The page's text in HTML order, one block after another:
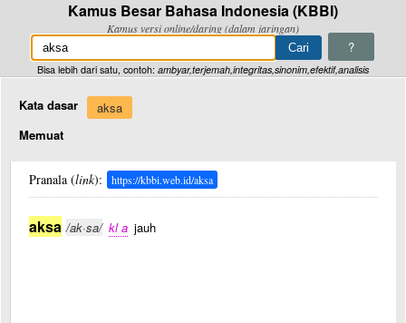
Kamus Besar Bahasa Indonesia (KBBI)
Kamus versi online/daring (dalam jaringan)
?
Bisa lebih dari satu, contoh: ambyar,terjemah,integritas,sinonim,efektif,analisis
Kata dasar
aksa
Memuat
Pranala (link): https://kbbi.web.id/aksa
aksa /ak·sa/ kl a jauh